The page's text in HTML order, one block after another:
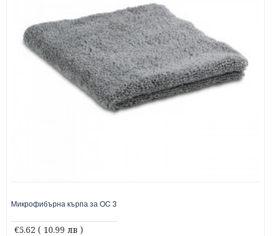
Микрофибърна кърпа за OC 3
€5.62 ( 10.99 лв )